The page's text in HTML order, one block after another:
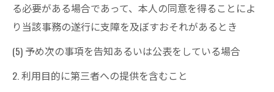
る必要がある場合であって、本人の同意を得ることによ
り当該事務の遂行に支障を及ぼすおそれがあるとき
(5) 予め次の事項を告知あるいは公表をしている場合
2. 利用目的に第三者への提供を含むこと